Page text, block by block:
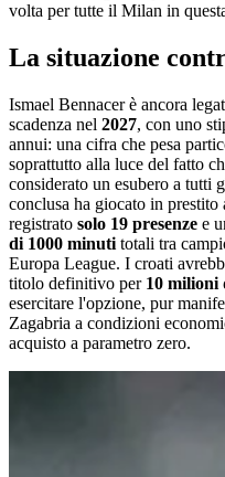
volta per tutte il Milan in
La situazione
Ismael Bennacer è ancora
scadenza nel 2027, con uno
annui: una cifra che pesa
soprattutto alla luce del fatto
considerato un esubero a tutti
conclusa ha giocato in prestito
registrato solo 19 presenze e
di 1000 minuti totali tra
Europa League. I croati
titolo definitivo per 10 milioni
esercitare l'opzione, pur
Zagabria a condizioni
acquisto a parametro zero.